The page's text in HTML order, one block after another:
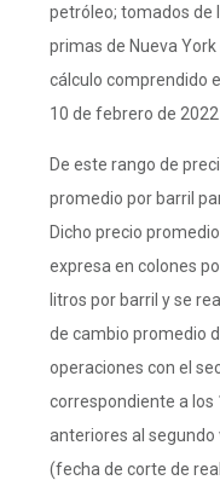
petróleo; tomados de
primas de Nueva
cálculo comprendido
10 de febrero de
De este rango de
promedio por barril
Dicho precio
expresa en colones
litros por barril y se
de cambio promedio
operaciones con el
correspondiente a los
anteriores al segundo
(fecha de corte de